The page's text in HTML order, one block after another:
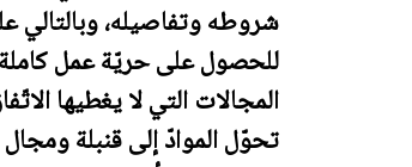
شروطه وتفاصيله، وبالتالي
للحصول على حريّة عمل
المجالات التي لا يغطيها
تحوّل الموادّ إلى قنبلة